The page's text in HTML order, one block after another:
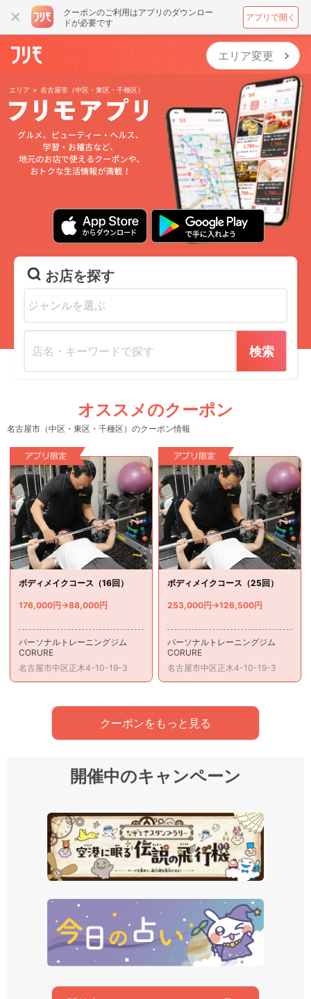
クーポンのご利用はアプリのダウンロー
ドが必要です
アプリで開く
エリア変更
エリア > 名古屋市（中区・東区・千種区）
お店を探す
検索
オススメのクーポン
名古屋市（中区・東区・千種区）のクーポン情報
ボディメイクコース（16回）
176,000円→88,000円
パーソナルトレーニングジム
CORURE
名古屋市中区正木4-10-19-3
ボディメイクコース（25回）
253,000円→126,500円
パーソナルトレーニングジム
CORURE
名古屋市中区正木4-10-19-3
クーポンをもっと見る
開催中のキャンペーン